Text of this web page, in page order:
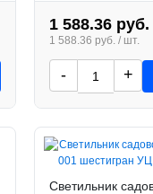
1 588.36 руб.
1 588.36 руб. / шт.
- +
Светильник